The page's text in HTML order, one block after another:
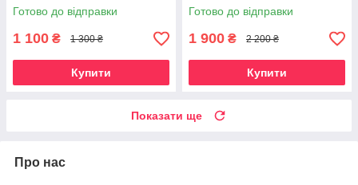
Готово до відправки
1 100 ₴ 1 300 ₴
Купити
Готово до відправки
1 900 ₴ 2 200 ₴
Купити
Показати ще
Про нас